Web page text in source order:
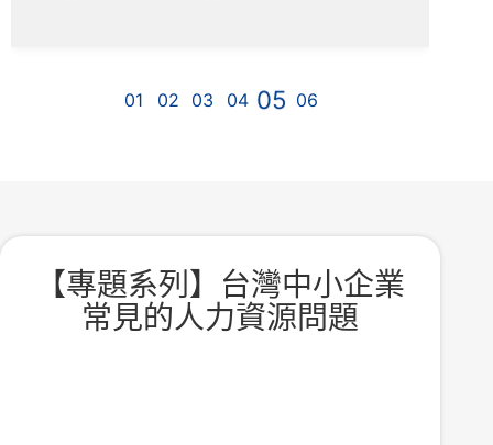
【專題系列】台灣中小企業
常見的人力資源問題